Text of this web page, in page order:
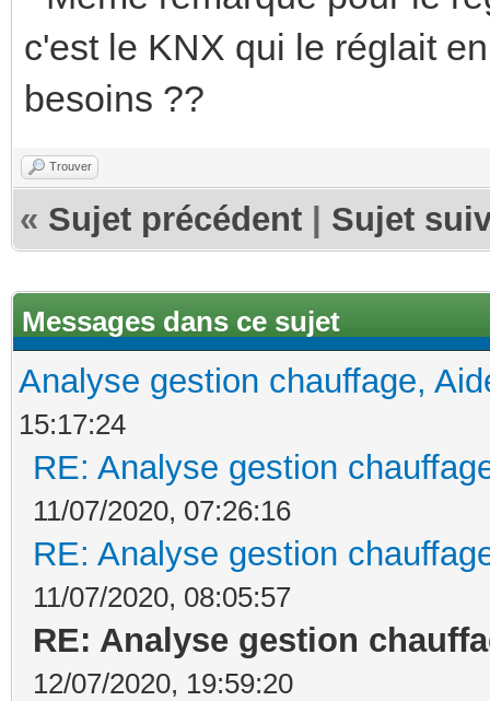
c'est le KNX qui le réglait
besoins ??
Trouver
« Sujet précédent Sujet
Messages dans ce sujet
Analyse gestion chauffage,
15:17:24
RE: Analyse gestion
11/07/2020, 07:26:16
RE: Analyse gestion
11/07/2020, 08:05:57
RE: Analyse gestion
12/07/2020, 19:59:20